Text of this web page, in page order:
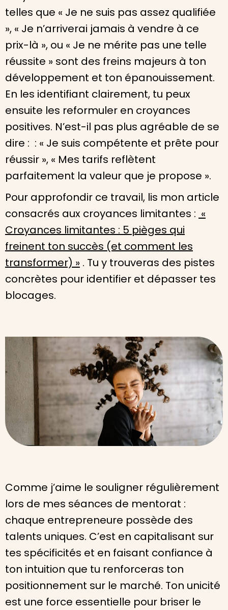
telles que « Je ne suis pas assez qualifiée
», « Je n’arriverai jamais à vendre à ce
prix-là », ou « Je ne mérite pas une telle
réussite » sont des freins majeurs à ton
développement et ton épanouissement.
En les identifiant clairement, tu peux
ensuite les reformuler en croyances
positives. N’est-il pas plus agréable de se
dire : : « Je suis compétente et prête pour
réussir », « Mes tarifs reflètent
parfaitement la valeur que je propose ».
Pour approfondir ce travail, lis mon article
consacrés aux croyances limitantes : «
Croyances limitantes : 5 pièges qui
freinent ton succès (et comment les
transformer) » . Tu y trouveras des pistes
concrètes pour identifier et dépasser tes
blocages.
Comme j’aime le souligner régulièrement
lors de mes séances de mentorat :
chaque entrepreneure possède des
talents uniques. C’est en capitalisant sur
tes spécificités et en faisant confiance à
ton intuition que tu renforceras ton
positionnement sur le marché. Ton unicité
est une force essentielle pour briser le